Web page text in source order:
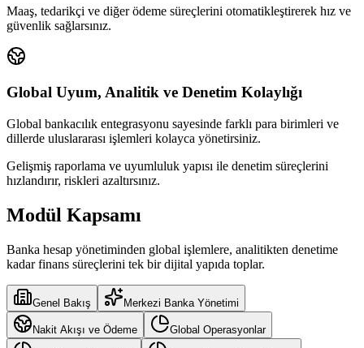
Maaş, tedarikçi ve diğer ödeme süreçlerini otomatikleştirerek hız ve
güvenlik sağlarsınız.
Global Uyum, Analitik ve Denetim Kolaylığı
Global bankacılık entegrasyonu sayesinde farklı para birimleri ve
dillerde uluslararası işlemleri kolayca yönetirsiniz.
Gelişmiş raporlama ve uyumluluk yapısı ile denetim süreçlerini
hızlandırır, riskleri azaltırsınız.
Modül Kapsamı
Banka hesap yönetiminden global işlemlere, analitikten denetime
kadar finans süreçlerini tek bir dijital yapıda toplar.
Genel Bakış Merkezi Banka Yönetimi
Nakit Akışı ve Ödeme Global Operasyonlar